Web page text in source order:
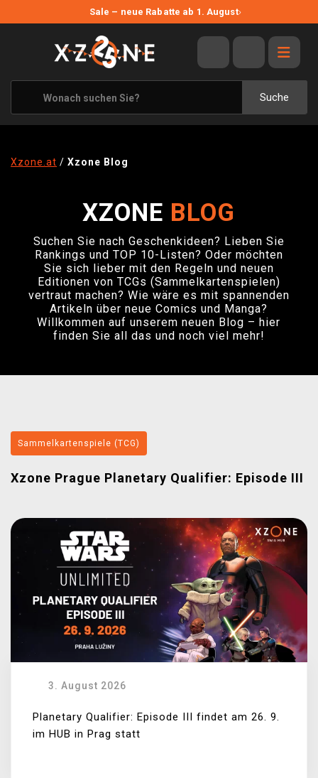
Sale – neue Rabatte ab 1. August›
Suche
ANGEBOTE
ALLE MARKEN
XZONE ORIGINALS
KLEIDUNG & ACCESSOIRES
BRETT- UND KARTENSPIELE
BLOG
KONTAKT
VERSAND
XZONE CLUB
Xzone.at / Xzone Blog
XZONE BLOG
Suchen Sie nach Geschenkideen? Lieben Sie
Rankings und TOP 10-Listen? Oder möchten
Sie sich lieber mit den Regeln und neuen
Editionen von TCGs (Sammelkartenspielen)
vertraut machen? Wie wäre es mit spannenden
Artikeln über neue Comics und Manga?
Willkommen auf unserem neuen Blog – hier
finden Sie all das und noch viel mehr!
Sammelkartenspiele (TCG)
Xzone Prague Planetary Qualifier: Episode III
3. August 2026
Planetary Qualifier: Episode III findet am 26. 9.
im HUB in Prag statt